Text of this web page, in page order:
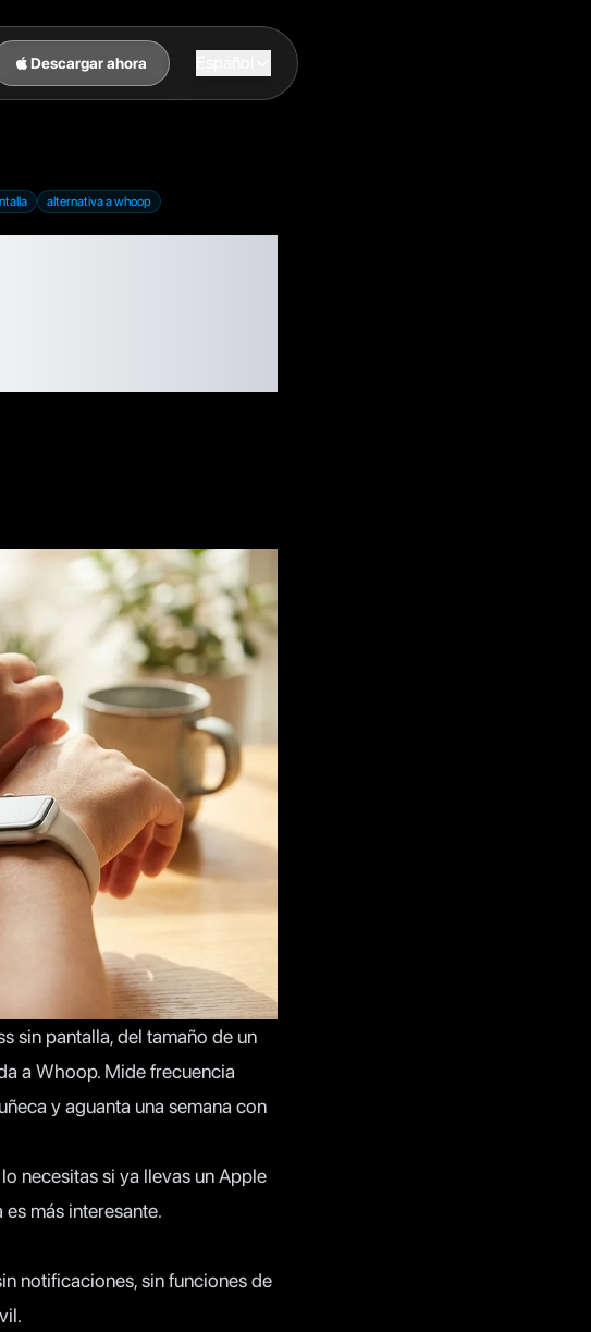
Descargar ahora
alternativa a whoop
sin pantalla, del tamaño de un
a Whoop. Mide frecuencia
y aguanta una semana con
necesitas si ya llevas un Apple
más interesante.
notificaciones, sin funciones de